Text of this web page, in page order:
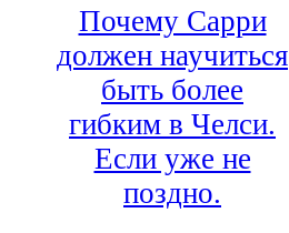
Почему Сарри
должен научиться
быть более
гибким в Челси.
Если уже не
поздно.